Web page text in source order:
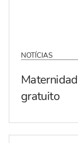
NOTÍCIAS
gratuito